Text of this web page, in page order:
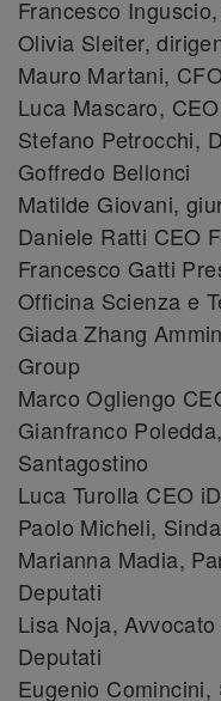
Francesco
Olivia Sleiter,
Mauro Martani,
Luca Mascaro,
Stefano Petrocchi,
Goffredo Bellonci
Matilde Giovani,
Daniele Ratti CEO
Francesco Gatti
Officina Scienza e
Giada Zhang
Group
Marco Ogliengo
Gianfranco
Santagostino
Luca Turolla CEO
Paolo Micheli,
Marianna Madia,
Deputati
Lisa Noja,
Deputati
Eugenio